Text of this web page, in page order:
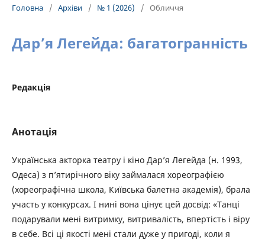
Головна / Архіви / № 1 (2026) / Обличчя
Дар’я Легейда: багатогранність
Редакція
Анотація
Українська акторка театру і кіно Дар’я Легейда (н. 1993,
Одеса) з п’ятирічного віку займалася хореографією
(хореографічна школа, Київська балетна академія), брала
участь у конкурсах. І нині вона цінує цей досвід: «Танці
подарували мені витримку, витривалість, впертість і віру
в себе. Всі ці якості мені стали дуже у пригоді, коли я